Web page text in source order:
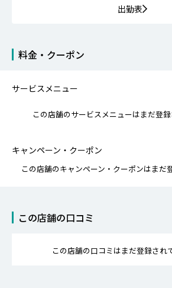
出勤表
料金・クーポン
サービスメニュー
この店舗のサービスメニューはまだ登録
キャンペーン・クーポン
この店舗のキャンペーン・クーポンはまだ
この店舗の口コミ
この店舗の口コミはまだ登録され